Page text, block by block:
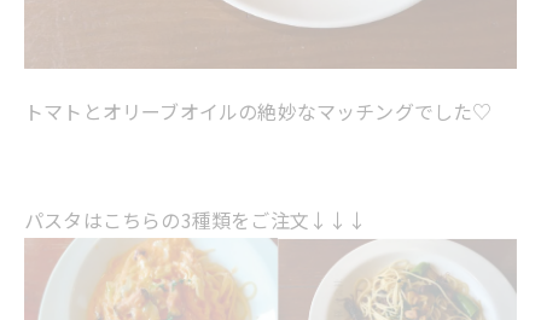
トマトとオリーブオイルの絶妙なマッチングでした♡
パスタはこちらの3種類をご注文↓↓↓